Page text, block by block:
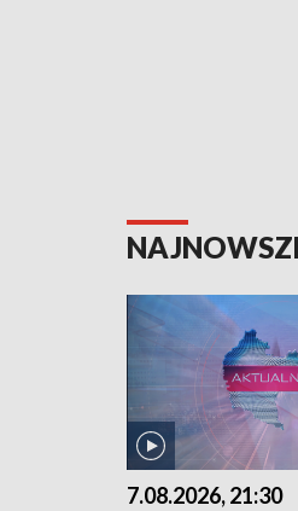
7.08.2026, 21:30